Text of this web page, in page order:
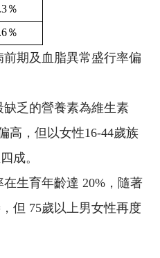
％
％
期及血脂異常盛行率偏
乏的營養素為維生素
高，但以女性16-44歲族
成。
生育年齡達 20% ，隨著
但 75歲以上男女性再度